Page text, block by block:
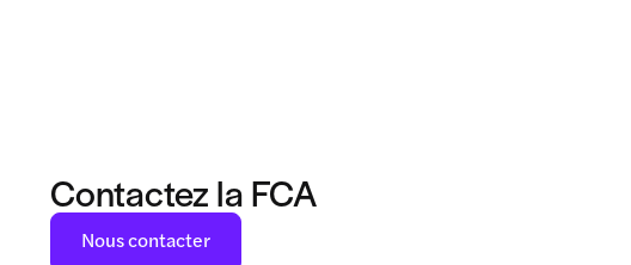
Contactez la FCA
Nous contacter